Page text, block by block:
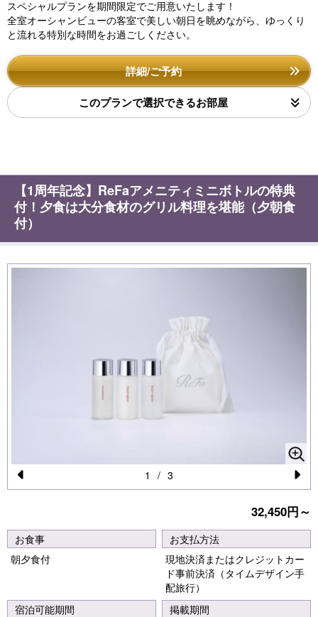
スペシャルプランを期間限定でご用意いたします！
全室オーシャンビューの客室で美しい朝日を眺めながら、ゆっくり
と流れる特別な時間をお過ごしください。
詳細/ご予約
このプランで選択できるお部屋
【1周年記念】ReFaアメニティミニボトルの特典
付！夕食は大分食材のグリル料理を堪能（夕朝食
付）
Pr
vi
o
s
N
e
xt
1 / 3
32,450円～
お食事
朝夕食付
お支払方法
現地決済またはクレジットカー
ド事前決済（タイムデザイン手
配旅行）
宿泊可能期間
掲載期間